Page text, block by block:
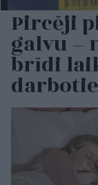
Pircēji
galvu –
brīdi